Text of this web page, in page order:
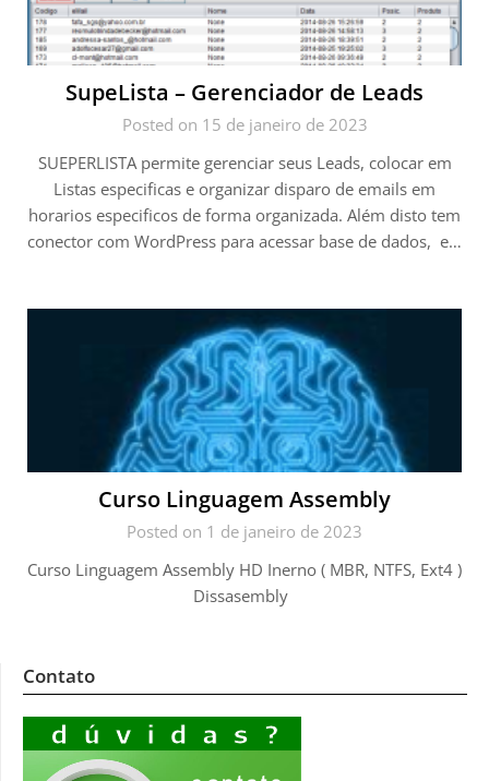
SupeLista – Gerenciador de Leads
Posted on 15 de janeiro de 2023
SUEPERLISTA permite gerenciar seus Leads, colocar em
Listas especificas e organizar disparo de emails em
horarios especificos de forma organizada. Além disto tem
conector com WordPress para acessar base de dados, e…
Curso Linguagem Assembly
Posted on 1 de janeiro de 2023
Curso Linguagem Assembly HD Inerno ( MBR, NTFS, Ext4 )
Dissasembly
Contato